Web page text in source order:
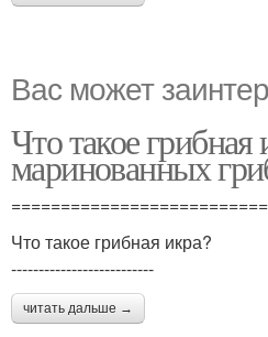
Икра из соленых
Вас может
Что такое грибная
маринованных
Что такое грибная икра?
--------------------------
читать дальше →